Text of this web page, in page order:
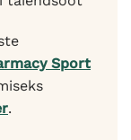
Sport
.